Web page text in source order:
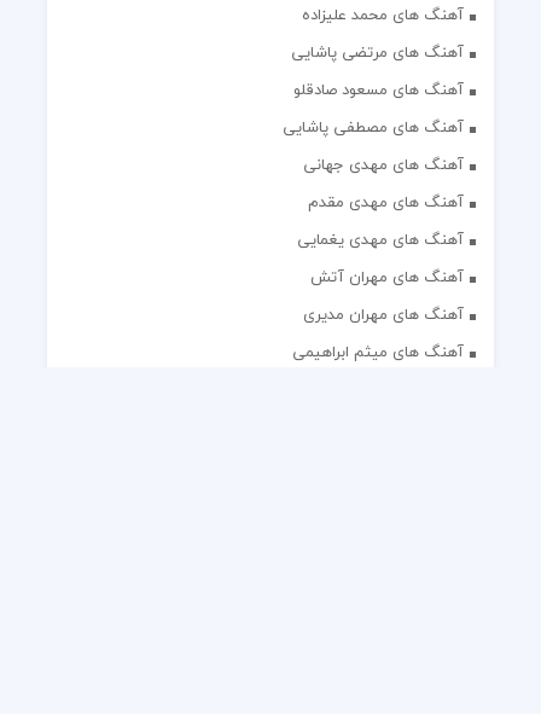
آهنگ های محمد علیزاده
آهنگ های مرتضی پاشایی
آهنگ های مسعود صادقلو
آهنگ های مصطفی پاشایی
آهنگ های مهدی جهانی
آهنگ های مهدی مقدم
آهنگ های مهدی یغمایی
آهنگ های مهران آتش
آهنگ های مهران مدیری
آهنگ های میثم ابراهیمی